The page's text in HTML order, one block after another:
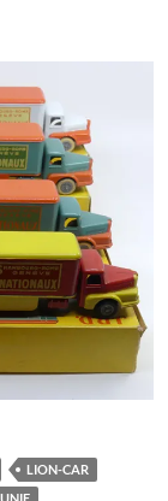
LION-CAR